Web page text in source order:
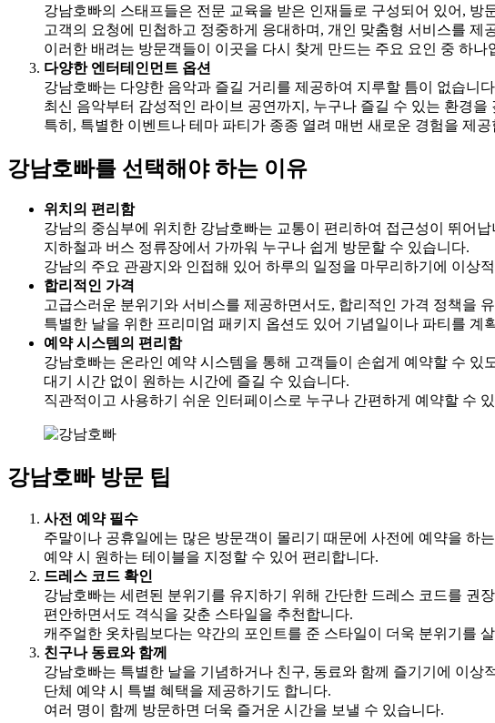
강남호빠의 스태프들은 전문 교육을 받은 인재들로 구성되어 있어, 방
고객의 요청에 민첩하고 정중하게 응대하며, 개인 맞춤형 서비스를 제
이러한 배려는 방문객들이 이곳을 다시 찾게 만드는 주요 요인 중 하나
다양한 엔터테인먼트 옵션
강남호빠는 다양한 음악과 즐길 거리를 제공하여 지루할 틈이 없습니
최신 음악부터 감성적인 라이브 공연까지, 누구나 즐길 수 있는 환경을
특히, 특별한 이벤트나 테마 파티가 종종 열려 매번 새로운 경험을 제공
강남호빠를 선택해야 하는 이유
위치의 편리함
강남의 중심부에 위치한 강남호빠는 교통이 편리하여 접근성이 뛰어납
지하철과 버스 정류장에서 가까워 누구나 쉽게 방문할 수 있습니다.
강남의 주요 관광지와 인접해 있어 하루의 일정을 마무리하기에 이상
합리적인 가격
고급스러운 분위기와 서비스를 제공하면서도, 합리적인 가격 정책을
특별한 날을 위한 프리미엄 패키지 옵션도 있어 기념일이나 파티를 계
예약 시스템의 편리함
강남호빠는 온라인 예약 시스템을 통해 고객들이 손쉽게 예약할 수 있
대기 시간 없이 원하는 시간에 즐길 수 있습니다.
직관적이고 사용하기 쉬운 인터페이스로 누구나 간편하게 예약할 수
강남호빠 방문 팁
사전 예약 필수
주말이나 공휴일에는 많은 방문객이 몰리기 때문에 사전에 예약을 하
예약 시 원하는 테이블을 지정할 수 있어 편리합니다.
드레스 코드 확인
강남호빠는 세련된 분위기를 유지하기 위해 간단한 드레스 코드를 권
편안하면서도 격식을 갖춘 스타일을 추천합니다.
캐주얼한 옷차림보다는 약간의 포인트를 준 스타일이 더욱 분위기를
친구나 동료와 함께
강남호빠는 특별한 날을 기념하거나 친구, 동료와 함께 즐기기에 이상
단체 예약 시 특별 혜택을 제공하기도 합니다.
여러 명이 함께 방문하면 더욱 즐거운 시간을 보낼 수 있습니다.